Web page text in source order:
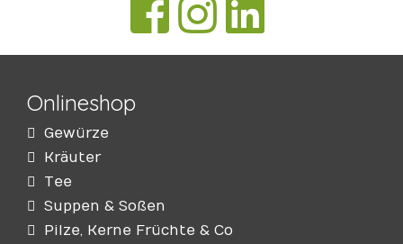
Onlineshop
Gewürze
Kräuter
Tee
Suppen & Soßen
Pilze, Kerne Früchte & Co